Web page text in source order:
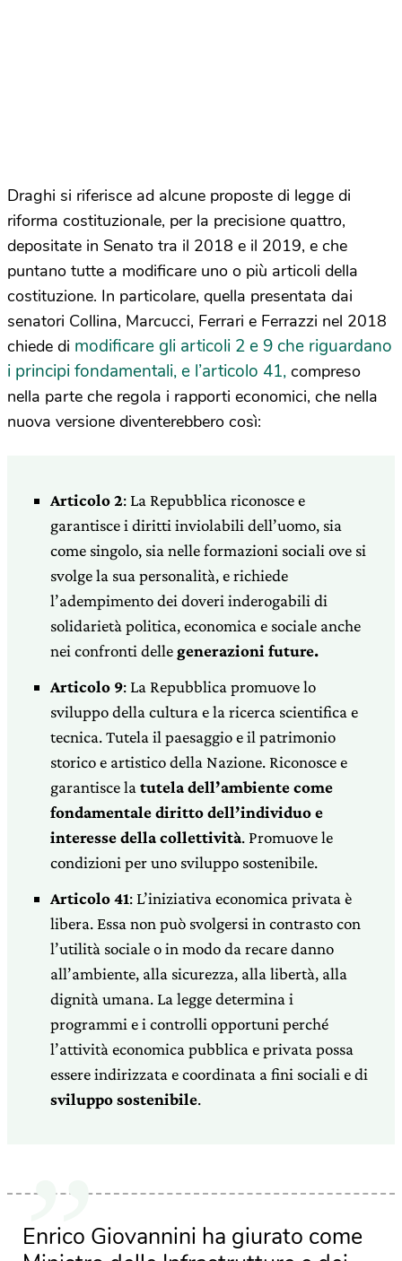
Draghi si riferisce ad alcune proposte di legge di
riforma costituzionale, per la precisione quattro,
depositate in Senato tra il 2018 e il 2019, e che
puntano tutte a modificare uno o più articoli della
costituzione. In particolare, quella presentata dai
senatori Collina, Marcucci, Ferrari e Ferrazzi nel 2018
chiede di modificare gli articoli 2 e 9 che riguardano
i principi fondamentali, e l’articolo 41, compreso
nella parte che regola i rapporti economici, che nella
nuova versione diventerebbero così:
Articolo 2: La Repubblica riconosce e
garantisce i diritti inviolabili dell’uomo, sia
come singolo, sia nelle formazioni sociali ove si
svolge la sua personalità, e richiede
l’adempimento dei doveri inderogabili di
solidarietà politica, economica e sociale an­che
nei confronti dellegenerazioni future.
Articolo 9: La Repubblica promuove lo
sviluppo della cultura e la ricerca scientifica e
tecnica. Tutela il paesaggio e il patrimonio
storico e artistico della Nazione. Riconosce e
garantisce la tutela dell’ambiente come
fondamentale diritto dell’individuo e
interesse della collettività. Promuove le
condizioni per uno sviluppo sostenibile.
Articolo 41: L’iniziativa economica privata è
libera. Essa non può svolgersi in contrasto con
l’utilità sociale o in modo da recare danno
all’ambiente, alla sicurezza, alla libertà, alla
dignità umana. La legge determina i
programmi e i controlli opportuni perché
l’attività economica pubblica e privata possa
essere indirizzata e coordinata a fini sociali e di
sviluppo so­stenibile.
Enrico Giovannini ha giurato come